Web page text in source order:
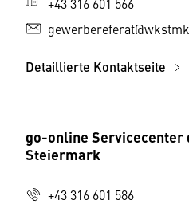
Detaillierte Kontaktseite
go-online Servicecenter
Steiermark
+43 316 601 586